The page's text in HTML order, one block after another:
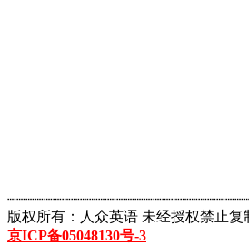
版权所有：人众英语 未经授权禁止复
京ICP备05048130号-3